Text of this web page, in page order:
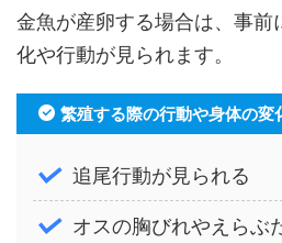
金魚が産卵する場合は、事前
化や行動が見られます。
繁殖する際の行動や身体の変
追尾行動が見られる
オスの胸びれやえらぶ